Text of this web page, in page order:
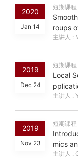
2020
Jan 14
短期课程
roups
主讲人 :
2019
Dec 24
短期课程
Local
主讲人 :
2019
Nov 23
短期课程
mics
主讲人 :